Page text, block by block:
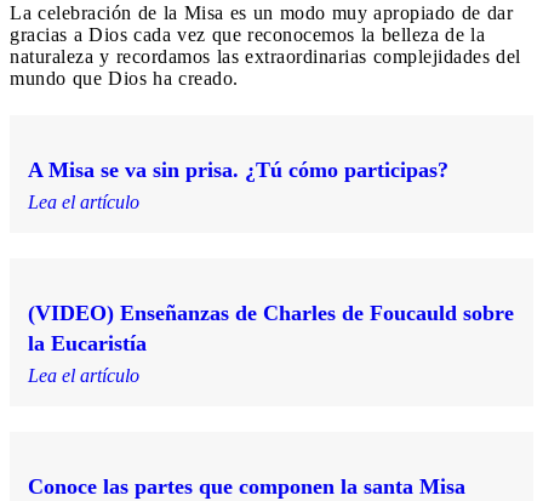
La celebración de la Misa es un modo muy apropiado de dar
gracias a Dios cada vez que reconocemos la belleza de la
naturaleza y recordamos las extraordinarias complejidades del
mundo que Dios ha creado.
A Misa se va sin prisa. ¿Tú cómo participas?
Lea el artículo
(VIDEO) Enseñanzas de Charles de Foucauld sobre
la Eucaristía
Lea el artículo
Conoce las partes que componen la santa Misa